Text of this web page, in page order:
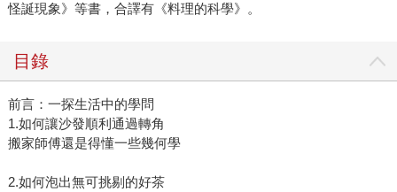
怪誕現象》等書，合譯有《料理的科學》。
目錄
前言：一探生活中的學問
1.如何讓沙發順利通過轉角
搬家師傅還是得懂一些幾何學
2.如何泡出無可挑剔的好茶